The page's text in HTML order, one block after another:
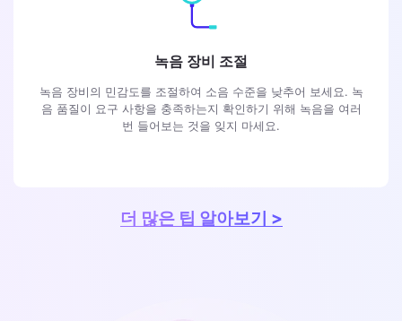
녹음 장비 조절
녹음 장비의 민감도를 조절하여 소음 수준을 낮추어 보세요. 녹
음 품질이 요구 사항을 충족하는지 확인하기 위해 녹음을 여러
번 들어보는 것을 잊지 마세요.
더 많은 팁 알아보기 >